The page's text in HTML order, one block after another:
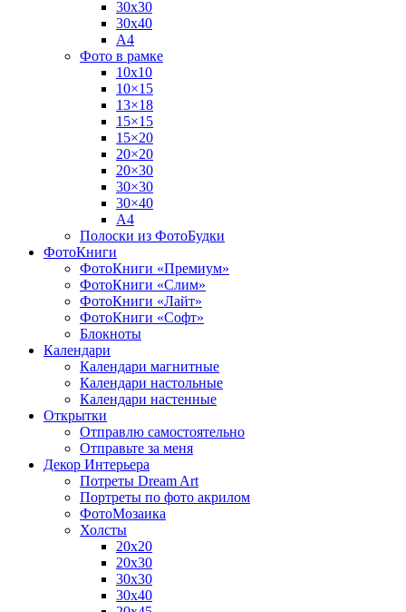
30х30
30х40
А4
Фото в рамке
10х10
10×15
13×18
15×15
15×20
20×20
20×30
30×30
30×40
A4
Полоски из ФотоБудки
ФотоКниги
ФотоКниги «Премиум»
ФотоКниги «Слим»
ФотоКниги «Лайт»
ФотоКниги «Софт»
Блокноты
Календари
Календари магнитные
Календари настольные
Календари настенные
Открытки
Отправлю самостоятельно
Отправьте за меня
Декор Интерьера
Потреты Dream Art
Портреты по фото акрилом
ФотоМозаика
Холсты
20х20
20х30
30х30
30х40